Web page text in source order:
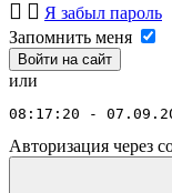
Я забыл пароль
Запомнить меня
или
08:17:20 -
Авторизация через